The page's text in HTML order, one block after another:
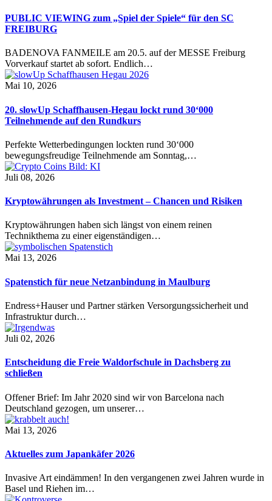
PUBLIC VIEWING zum „Spiel der Spiele“ für den SC
FREIBURG
BADENOVA FANMEILE am 20.5. auf der MESSE Freiburg
Vorverkauf startet ab sofort. Endlich…
Mai 10, 2026
20. slowUp Schaffhausen-Hegau lockt rund 30‘000
Teilnehmende auf den Rundkurs
Perfekte Wetterbedingungen lockten rund 30‘000
bewegungsfreudige Teilnehmende am Sonntag,…
Juli 08, 2026
Kryptowährungen als Investment – Chancen und Risiken
Kryptowährungen haben sich längst von einem reinen
Technikthema zu einer eigenständigen…
Mai 13, 2026
Spatenstich für neue Netzanbindung in Maulburg
Endress+Hauser und Partner stärken Versorgungssicherheit und
Infrastruktur durch…
Juli 02, 2026
Entscheidung die Freie Waldorfschule in Dachsberg zu
schließen
Offener Brief: Im Jahr 2020 sind wir von Barcelona nach
Deutschland gezogen, um unserer…
Mai 13, 2026
Aktuelles zum Japankäfer 2026
Invasive Art eindämmen! In den vergangenen zwei Jahren wurde in
Basel und Riehen im…